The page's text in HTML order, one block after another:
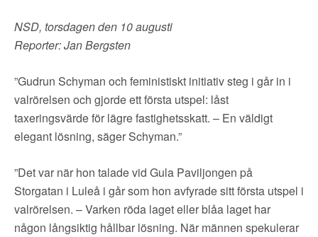
NSD, torsdagen den 10 augusti
Reporter: Jan Bergsten
”Gudrun Schyman och feministiskt initiativ steg i går in i
valrörelsen och gjorde ett första utspel: låst
taxeringsvärde för lägre fastighetsskatt. – En väldigt
elegant lösning, säger Schyman.”
”Det var när hon talade vid Gula Paviljongen på
Storgatan i Luleå i går som hon avfyrade sitt första utspel i
valrörelsen. – Varken röda laget eller blåa laget har
någon långsiktig hållbar lösning. När männen spekulerar